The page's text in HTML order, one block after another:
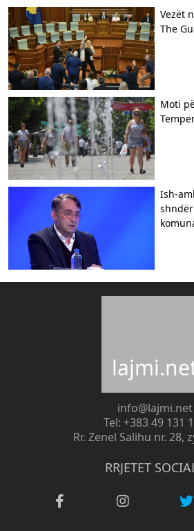
Vezët
The
Moti
Ish-
info@lajmi.net
Tel: +383 49 131
Rr. Zenel Salihu nr. 28,
RRJETET